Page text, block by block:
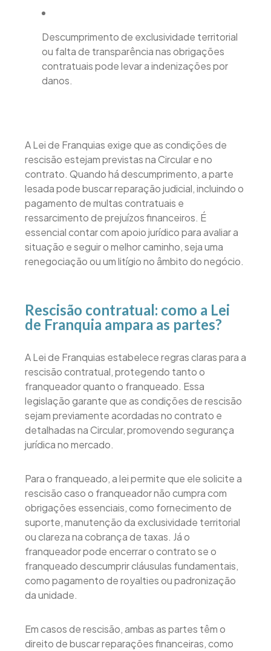
Descumprimento de exclusividade territorial
ou falta de transparência nas obrigações
contratuais pode levar a indenizações por
danos.
A Lei de Franquias exige que as condições de
rescisão estejam previstas na Circular e no
contrato. Quando há descumprimento, a parte
lesada pode buscar reparação judicial, incluindo o
pagamento de multas contratuais e
ressarcimento de prejuízos financeiros. É
essencial contar com apoio jurídico para avaliar a
situação e seguir o melhor caminho, seja uma
renegociação ou um litígio no âmbito do negócio.
Rescisão contratual: como a Lei
de Franquia ampara as partes?
A Lei de Franquias estabelece regras claras para a
rescisão contratual, protegendo tanto o
franqueador quanto o franqueado. Essa
legislação garante que as condições de rescisão
sejam previamente acordadas no contrato e
detalhadas na Circular, promovendo segurança
jurídica no mercado.
Para o franqueado, a lei permite que ele solicite a
rescisão caso o franqueador não cumpra com
obrigações essenciais, como fornecimento de
suporte, manutenção da exclusividade territorial
ou clareza na cobrança de taxas. Já o
franqueador pode encerrar o contrato se o
franqueado descumprir cláusulas fundamentais,
como pagamento de royalties ou padronização
da unidade.
Em casos de rescisão, ambas as partes têm o
direito de buscar reparações financeiras, como